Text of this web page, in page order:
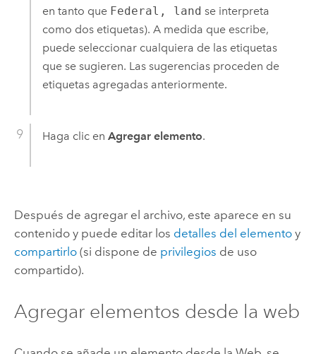
en tanto que Federal, land se interpreta
como dos etiquetas). A medida que escribe,
puede seleccionar cualquiera de las etiquetas
que se sugieren. Las sugerencias proceden de
etiquetas agregadas anteriormente.
Haga clic en Agregar elemento.
Después de agregar el archivo, este aparece en su
contenido y puede editar los detalles del elementoy
compartirlo(si dispone de privilegios de uso
compartido).
Agregar elementos desde la web